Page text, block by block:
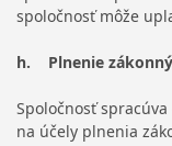
spoločnosť môže
h. Plnenie
Spoločnosť
na účely plnenia